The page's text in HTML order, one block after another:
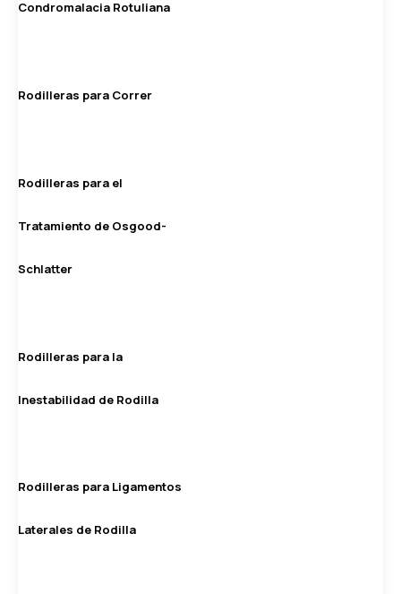
Condromalacia Rotuliana
Rodilleras para Correr
Rodilleras para el
Tratamiento de Osgood-
Schlatter
Rodilleras para la
Inestabilidad de Rodilla
Rodilleras para Ligamentos
Laterales de Rodilla